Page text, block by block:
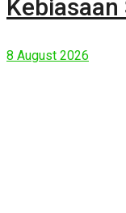
8 August 2026